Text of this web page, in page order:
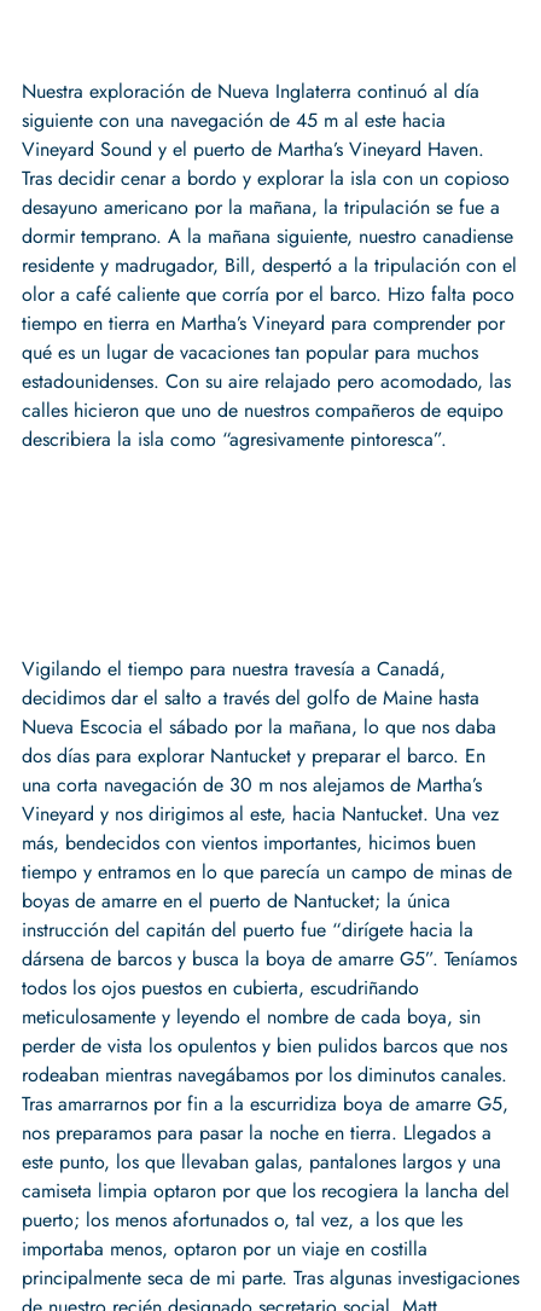
Nuestra exploración de Nueva Inglaterra continuó al día
siguiente con una navegación de 45 m al este hacia
Vineyard Sound y el puerto de Martha’s Vineyard Haven.
Tras decidir cenar a bordo y explorar la isla con un copioso
desayuno americano por la mañana, la tripulación se fue a
dormir temprano. A la mañana siguiente, nuestro canadiense
residente y madrugador, Bill, despertó a la tripulación con el
olor a café caliente que corría por el barco. Hizo falta poco
tiempo en tierra en Martha’s Vineyard para comprender por
qué es un lugar de vacaciones tan popular para muchos
estadounidenses. Con su aire relajado pero acomodado, las
calles hicieron que uno de nuestros compañeros de equipo
describiera la isla como “agresivamente pintoresca”.
Vigilando el tiempo para nuestra travesía a Canadá,
decidimos dar el salto a través del golfo de Maine hasta
Nueva Escocia el sábado por la mañana, lo que nos daba
dos días para explorar Nantucket y preparar el barco. En
una corta navegación de 30 m nos alejamos de Martha’s
Vineyard y nos dirigimos al este, hacia Nantucket. Una vez
más, bendecidos con vientos importantes, hicimos buen
tiempo y entramos en lo que parecía un campo de minas de
boyas de amarre en el puerto de Nantucket; la única
instrucción del capitán del puerto fue “dirígete hacia la
dársena de barcos y busca la boya de amarre G5”. Teníamos
todos los ojos puestos en cubierta, escudriñando
meticulosamente y leyendo el nombre de cada boya, sin
perder de vista los opulentos y bien pulidos barcos que nos
rodeaban mientras navegábamos por los diminutos canales.
Tras amarrarnos por fin a la escurridiza boya de amarre G5,
nos preparamos para pasar la noche en tierra. Llegados a
este punto, los que llevaban galas, pantalones largos y una
camiseta limpia optaron por que los recogiera la lancha del
puerto; los menos afortunados o, tal vez, a los que les
importaba menos, optaron por un viaje en costilla
principalmente seca de mi parte. Tras algunas investigaciones